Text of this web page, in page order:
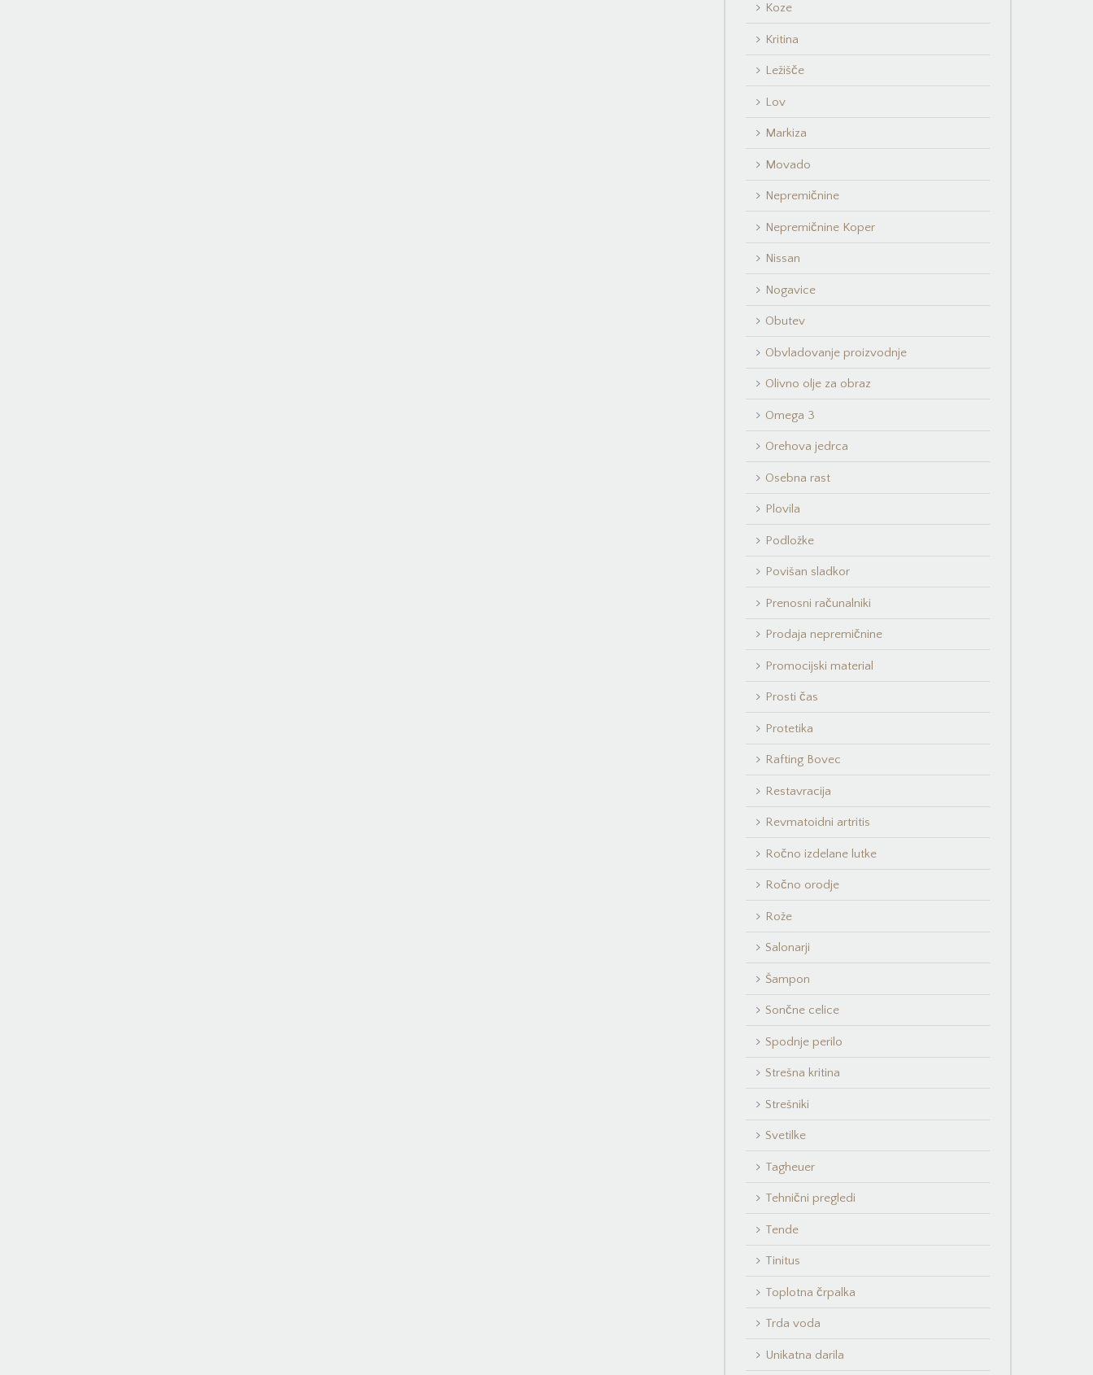
Koze
Kritina
Ležišče
Lov
Markiza
Movado
Nepremičnine
Nepremičnine Koper
Nissan
Nogavice
Obutev
Obvladovanje proizvodnje
Olivno olje za obraz
Omega 3
Orehova jedrca
Osebna rast
Plovila
Podložke
Povišan sladkor
Prenosni računalniki
Prodaja nepremičnine
Promocijski material
Prosti čas
Protetika
Rafting Bovec
Restavracija
Revmatoidni artritis
Ročno izdelane lutke
Ročno orodje
Rože
Salonarji
Šampon
Sončne celice
Spodnje perilo
Strešna kritina
Strešniki
Svetilke
Tagheuer
Tehnični pregledi
Tende
Tinitus
Toplotna črpalka
Trda voda
Unikatna darila